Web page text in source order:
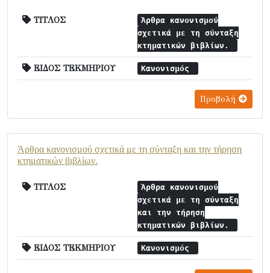
ΤΙΤΛΟΣ
Άρθρα κανονισμού
σχετικά με τη σύνταξη
κτηματικών βιβλίων.
ΕΙΔΟΣ ΤΕΚΜΗΡΙΟΥ Κανονισμός
Προβολή
Άρθρα κανονισμού σχετικά με τη σύνταξη και την τήρηση
κτηματικών βιβλίων.
ΤΙΤΛΟΣ
Άρθρα κανονισμού
σχετικά με τη σύνταξη
και την τήρηση
κτηματικών βιβλίων.
ΕΙΔΟΣ ΤΕΚΜΗΡΙΟΥ Κανονισμός